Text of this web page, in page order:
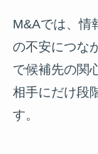
M&Aでは、情
の不安につな
で候補先の関
相手にだけ段
す。